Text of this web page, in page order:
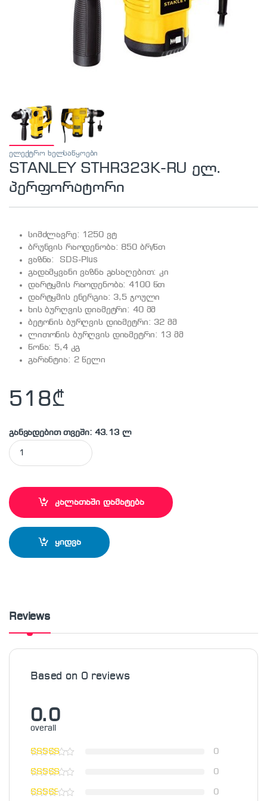
ელექტრო ხელსაწყოები
STANLEY STHR323K-RU ელ.
პერფორატორი
სიმძლავრე: 1250 ვტ
ბრუნვის რაოდენობა: 850 ბრ/წთ
ვაზნა: SDS-Plus
გადამყვანი ვაზნა გასაღებით: კი
დარტყმის რაოდენობა: 4100 წთ
დარტყმის ენერგია: 3,5 ჯოული
ხის ბურღვის დიამეტრი: 40 მმ
ბეტონის ბურღვის დიამეტრი: 32 მმ
ლითონის ბურღვის დიამეტრი: 13 მმ
წონა: 5,4 კგ
გარანტია: 2 წელი
518₾
განვადებით თვეში: 43.13 ლ
STANLEY STHR323K-RU ელ. პერფორატორი quantity
კალათაში დამატება
ყიდვა
Reviews
Based on 0 reviews
0.0
overall
0
0
0